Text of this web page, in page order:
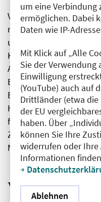
um eine Verbindung
ermöglichen. Dabei
Daten wie IP-
Mit Klick auf „Alle
Sie der Verwendung
Einwilligung
(YouTube) auch auf
Drittländer (etwa die
der EU
haben. Über
können Sie Ihre
widerrufen oder Ihre
Informationen
Ablehnen
Vor seinem Wechsel
medizinischen Klinik
und internistische
Klinikum, wo er zuvor
Als Notarzt war er fünf
Einsatzfahrzeugen der
ECMObil sowie zwei
Hubschrauber
für Innere Medizin und
Zusatzbezeichnungen
Notfallmedizin.
Vivantes